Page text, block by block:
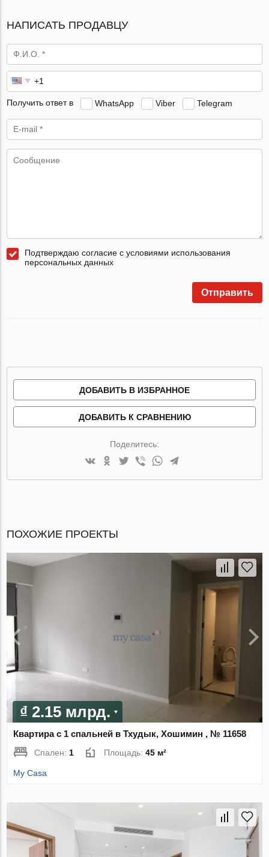
НАПИСАТЬ ПРОДАВЦУ
Получить ответ в WhatsApp Viber Telegram
Подтверждаю согласие с условиями использования
персональных данных
Отправить
ДОБАВИТЬ В ИЗБРАННОЕ
ДОБАВИТЬ К СРАВНЕНИЮ
Поделитесь:
ПОХОЖИЕ ПРОЕКТЫ
₫ 2.15 млрд.
Квартира с 1 спальней в Тхудык, Хошимин , № 11658
Спален:1 Площадь:45 м²
My Casa